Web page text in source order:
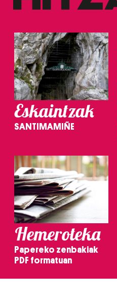
Eskaintzak
SANTIMAMIÑE
Hemeroteka
Papereko zenbakiak
PDF formatuan